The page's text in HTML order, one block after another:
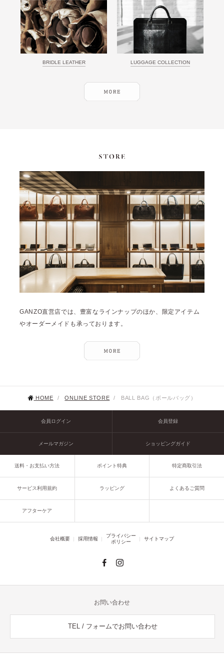
BRIDLE LEATHER LUGGAGE COLLECTION
GANZO直営店では、豊富なラインナップのほか、限定アイテム
やオーダーメイドも承っております。
HOME / ONLINE STORE / BALL BAG（ボールバッグ）
会員ログイン 会員登録
メールマガジン ショッピングガイド
送料・お支払い方法 ポイント特典 特定商取引法
サービス利用規約 ラッピング よくあるご質問
アフターケア
会社概要 採用情報
プライバシー
ポリシー
サイトマップ
お問い合わせ
TEL / フォームでお問い合わせ